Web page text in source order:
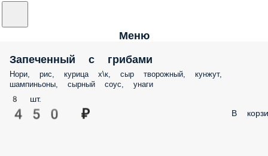
Меню
Запеченный с грибами
Нори, рис, курица х\к, сыр творожный, кунжут,
шампиньоны, сырный соус, унаги
8 шт.
450 ₽ В